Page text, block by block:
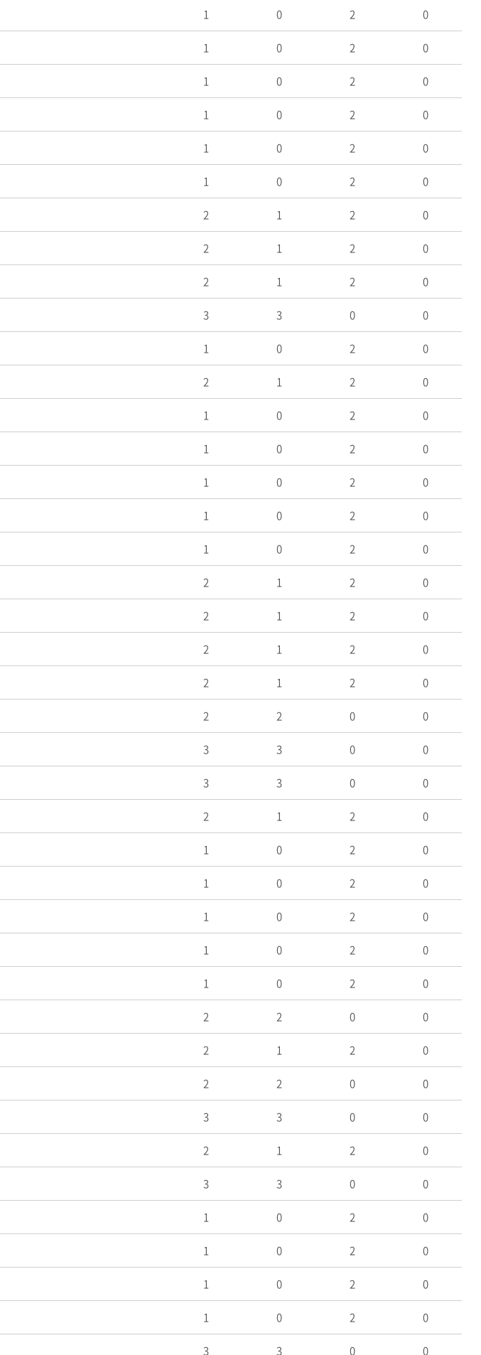
1 0 2 0
1 0 2 0
1 0 2 0
1 0 2 0
1 0 2 0
1 0 2 0
2 1 2 0
2 1 2 0
2 1 2 0
3 3 0 0
1 0 2 0
2 1 2 0
1 0 2 0
1 0 2 0
1 0 2 0
1 0 2 0
1 0 2 0
2 1 2 0
2 1 2 0
2 1 2 0
2 1 2 0
2 2 0 0
3 3 0 0
3 3 0 0
2 1 2 0
1 0 2 0
1 0 2 0
1 0 2 0
1 0 2 0
1 0 2 0
2 2 0 0
2 1 2 0
2 2 0 0
3 3 0 0
2 1 2 0
3 3 0 0
1 0 2 0
1 0 2 0
1 0 2 0
1 0 2 0
3 3 0 0